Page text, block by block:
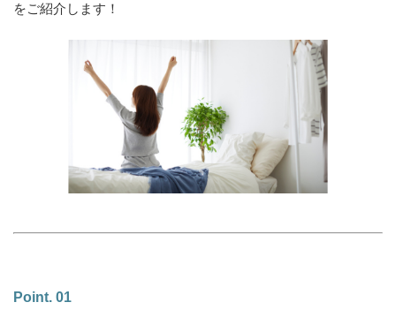
をご紹介します！
Point. 01